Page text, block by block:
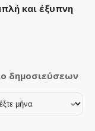
και έξυπνη
δημοσιεύσεων